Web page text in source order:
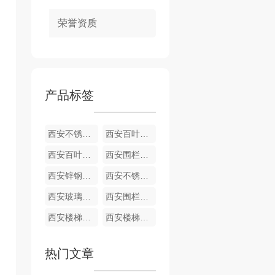
荣誉资质
产品标签
西安不锈钢护栏厂家 西安百叶窗厂家定制
西安百叶窗定制厂家 西安围栏厂家定制
西安锌钢护栏厂家 西安不锈钢围栏厂家-泽鑫建材
西安玻璃护栏厂家-泽鑫建材 西安围栏厂家
西安楼梯扶手厂家 西安楼梯栏杆定制
热门文章